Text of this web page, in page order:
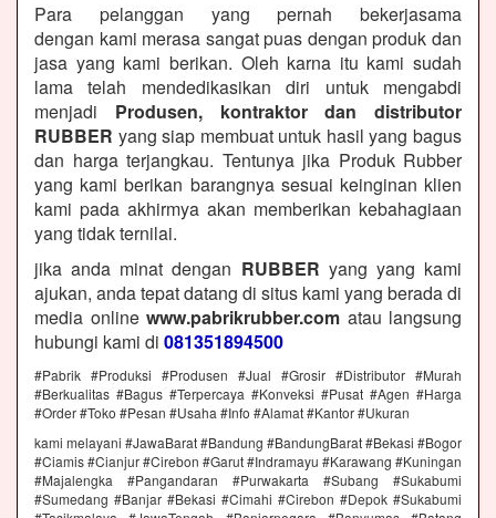
Para pelanggan yang pernah bekerjasama
dengan kami merasa sangat puas dengan produk dan
jasa yang kami berikan. Oleh karna itu kami sudah
lama telah mendedikasikan diri untuk mengabdi
menjadi Produsen, kontraktor dan distributor
RUBBER yang siap membuat untuk hasil yang bagus
dan harga terjangkau. Tentunya jika Produk Rubber
yang kami berikan barangnya sesuai keinginan klien
kami pada akhirmya akan memberikan kebahagiaan
yang tidak ternilai.
jika anda minat dengan RUBBER yang yang kami
ajukan, anda tepat datang di situs kami yang berada di
media online www.pabrikrubber.com atau langsung
hubungi kami di 081351894500
#Pabrik #Produksi #Produsen #Jual #Grosir #Distributor #Murah
#Berkualitas #Bagus #Terpercaya #Konveksi #Pusat #Agen #Harga
#Order #Toko #Pesan #Usaha #Info #Alamat #Kantor #Ukuran
kami melayani #JawaBarat #Bandung #BandungBarat #Bekasi #Bogor
#Ciamis #Cianjur #Cirebon #Garut #Indramayu #Karawang #Kuningan
#Majalengka #Pangandaran #Purwakarta #Subang #Sukabumi
#Sumedang #Banjar #Bekasi #Cimahi #Cirebon #Depok #Sukabumi